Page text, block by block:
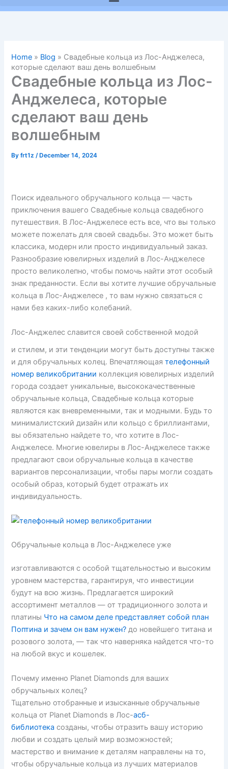
Home » Blog » Свадебные кольца из Лос-Анджелеса,
которые сделают ваш день волшебным
Свадебные кольца из Лос-
Анджелеса, которые
сделают ваш день
волшебным
Byfrt1z/ December 14, 2024
Поиск идеального обручального кольца — часть
приключения вашего Свадебные кольца свадебного
путешествия. В Лос-Анджелесе есть все, что вы только
можете пожелать для своей свадьбы. Это может быть
классика, модерн или просто индивидуальный заказ.
Разнообразие ювелирных изделий в Лос-Анджелесе
просто великолепно, чтобы помочь найти этот особый
знак преданности. Если вы хотите лучшие обручальные
кольца в Лос-Анджелесе , то вам нужно связаться с
нами без каких-либо колебаний.
Лос-Анджелес славится своей собственной модой
и стилем, и эти тенденции могут быть доступны также
и для обручальных колец. Впечатляющаятелефонный
номер великобритании коллекция ювелирных изделий
города создает уникальные, высококачественные
обручальные кольца, Свадебные кольца которые
являются как вневременными, так и модными. Будь то
минималистский дизайн или кольцо с бриллиантами,
вы обязательно найдете то, что хотите в Лос-
Анджелесе. Многие ювелиры в Лос-Анджелесе также
предлагают свои обручальные кольца в качестве
вариантов персонализации, чтобы пары могли создать
особый образ, который будет отражать их
индивидуальность.
Обручальные кольца в Лос-Анджелесе уже
изготавливаются с особой тщательностью и высоким
уровнем мастерства, гарантируя, что инвестиции
будут на всю жизнь. Предлагается широкий
ассортимент металлов — от традиционного золота и
платины Что на самом деле представляет собой план
Поптина и зачем он вам нужен? до новейшего титана и
розового золота, — так что наверняка найдется что-то
на любой вкус и кошелек.
Почему именно Planet Diamonds для ваших
обручальных колец?
Тщательно отобранные и изысканные обручальные
кольца от Planet Diamonds в Лос-асб-
библиотека созданы, чтобы отразить вашу историю
любви и создать целый мир возможностей;
мастерство и внимание к деталям направлены на то,
чтобы обручальные кольца из лучших материалов